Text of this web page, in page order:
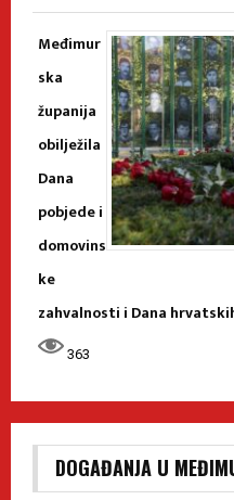
Međimur
ska
županija
obilježila
Dana
pobjede i
domovins
ke
zahvalnosti i Dana
363
DOGAĐANJA U